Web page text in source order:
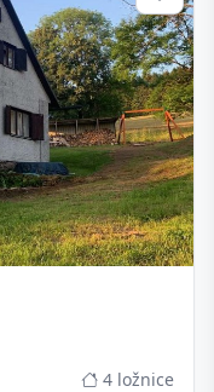
4 ložnice